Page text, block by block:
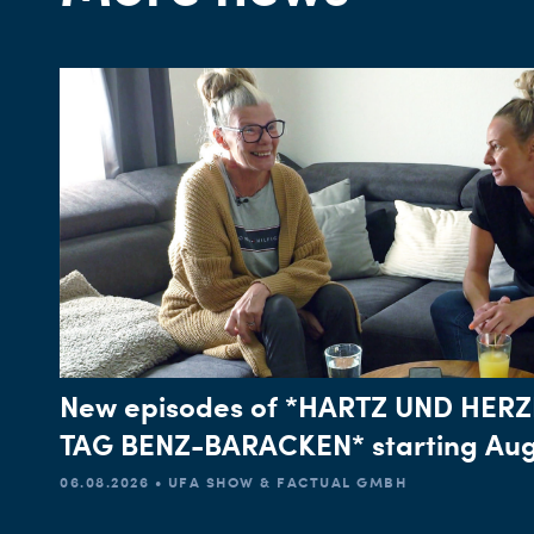
New episodes of *HARTZ UND
TAG BENZ-BARACKEN* starting
06.08.2026 • UFA SHOW & FACTUAL GMBH